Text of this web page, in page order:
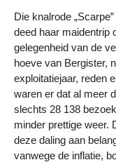
Die knalrode
deed haar maidentrip
gelegenheid van de
hoeve van Bergister,
exploitatiejaar, reden
waren er dat al meer
slechts 28 138
minder prettige weer.
deze daling aan
vanwege de inflatie,